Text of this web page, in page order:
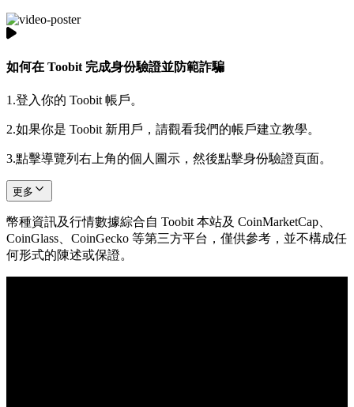
如何在 Toobit 完成身份驗證並防範詐騙
1.登入你的 Toobit 帳戶。
2.如果你是 Toobit 新用戶，請觀看我們的帳戶建立教學。
3.點擊導覽列右上角的個人圖示，然後點擊身份驗證頁面。
更多
幣種資訊及行情數據綜合自 Toobit 本站及 CoinMarketCap、
CoinGlass、CoinGecko 等第三方平台，僅供參考，並不構成任
何形式的陳述或保證。